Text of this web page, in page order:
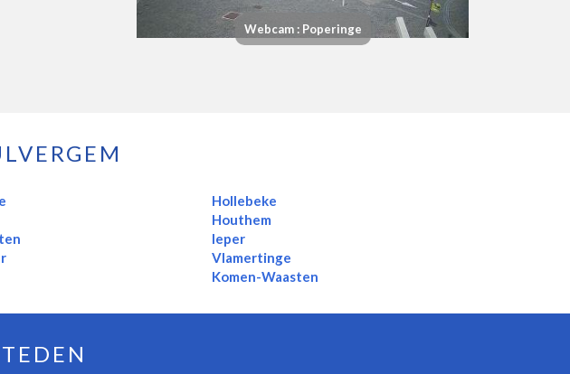
Webcam : Poperinge
Hollebeke
Houthem
Ieper
Vlamertinge
Komen-Waasten